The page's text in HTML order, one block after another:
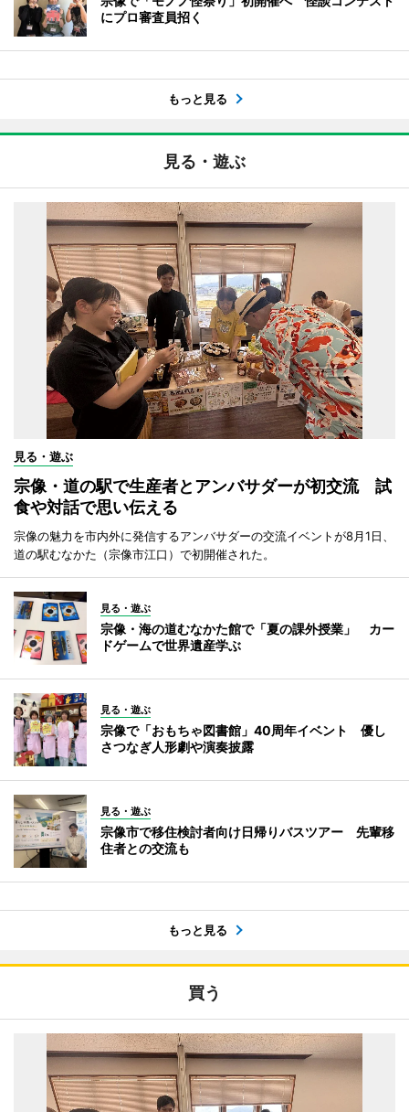
にプロ審査員招く
もっと見る
見る・遊ぶ
見る・遊ぶ
宗像・道の駅で生産者とアンバサダーが初交流 試
食や対話で思い伝える
宗像の魅力を市内外に発信するアンバサダーの交流イベントが8月1日、
道の駅むなかた（宗像市江口）で初開催された。
見る・遊ぶ
宗像・海の道むなかた館で「夏の課外授業」 カー
ドゲームで世界遺産学ぶ
見る・遊ぶ
宗像で「おもちゃ図書館」40周年イベント 優し
さつなぎ人形劇や演奏披露
見る・遊ぶ
宗像市で移住検討者向け日帰りバスツアー 先輩移
住者との交流も
もっと見る
買う